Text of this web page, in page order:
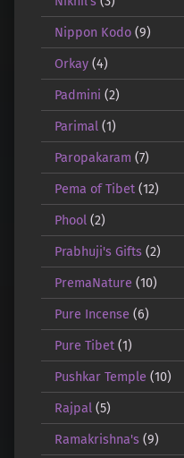
Nippon Kodo(9)
Orkay(4)
Padmini (2)
Parimal(1)
Paropakaram (7)
Pema of Tibet(12)
Phool(2)
Prabhuji's Gifts(2)
PremaNature (10)
Pure Incense (6)
Pure Tibet(1)
Pushkar Temple (10)
Rajpal(5)
Ramakrishna's(9)